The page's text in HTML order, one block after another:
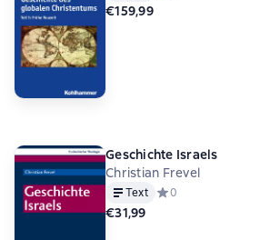
€159,99
Geschichte Israels
Christian Frevel
Text Средний рейтинг 0
0
€31,99